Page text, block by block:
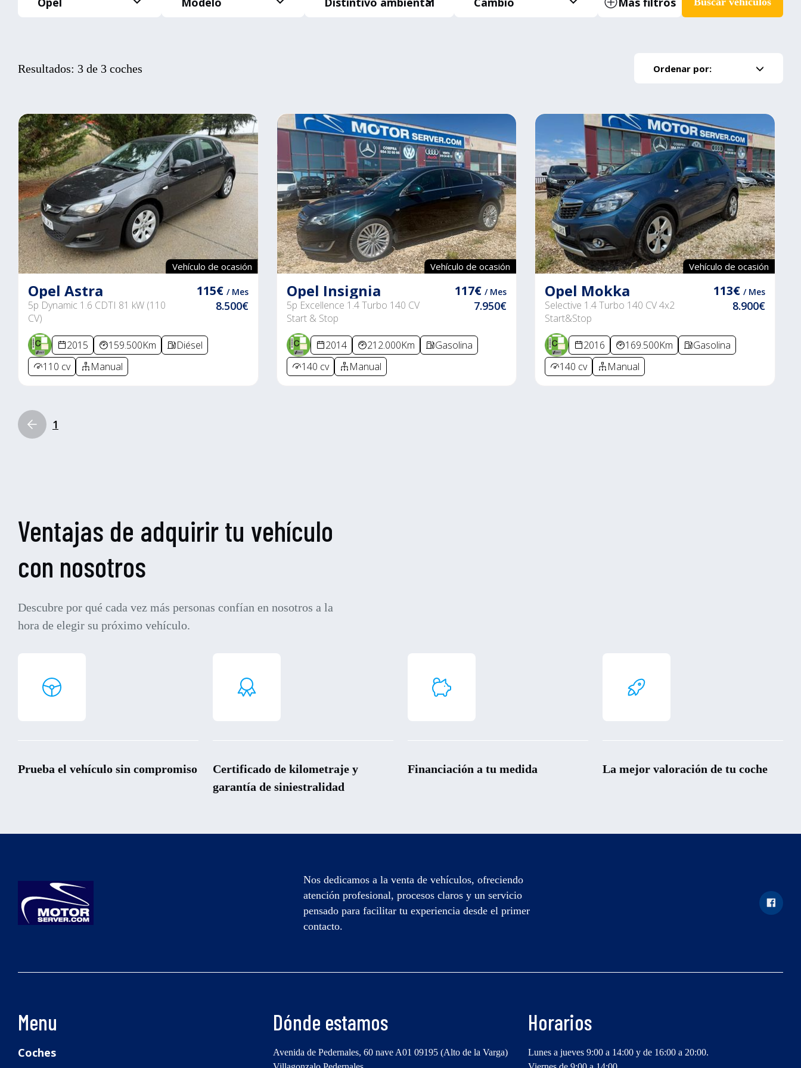
Resultados: 3 de 3 coches Ordenar por:
Vehículo de ocasión
Opel Astra
5p Dynamic 1.6 CDTI 81 kW (110
CV)
115€ / Mes
8.500€
2015 159.500Km
Diésel
110 cv
Manual
Vehículo de ocasión
Opel Insignia
5p Excellence 1.4 Turbo 140 CV
Start & Stop
117€/ Mes
7.950€
2014 212.000Km
Gasolina
140 cv
Manual
Vehículo de ocasión
Opel Mokka
Selective 1.4 Turbo 140 CV 4x2
Start&Stop
113€ / Mes
8.900€
2016 169.500Km
Gasolina
140 cv
Manual
1
Ventajas de adquirir tu vehículo
con nosotros
Descubre por qué cada vez más personas confían en nosotros a la
hora de elegir su próximo vehículo.
Prueba el vehículo sin compromiso
Certificado de kilometraje y
garantía de siniestralidad
Financiación a tu medida La mejor valoración de tu coche
Nos dedicamos a la venta de vehículos, ofreciendo
atención profesional, procesos claros y un servicio
pensado para facilitar tu experiencia desde el primer
contacto.
Menu
Coches
Dónde estamos
Avenida de Pedernales, 60 nave A01 09195 (Alto de la Varga)
Horarios
Lunes a jueves 9:00 a 14:00 y de 16:00 a 20:00.